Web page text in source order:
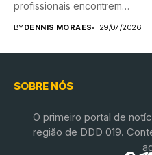
profissionais encontrem
BYDENNIS MORAES 29/07/2026
SOBRE NÓS
O primeiro portal de
região de DDD 019.